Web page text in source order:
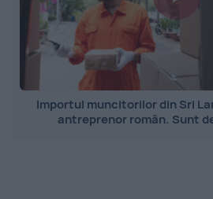
Importul muncitorilor din Sri
antreprenor român. Sunt